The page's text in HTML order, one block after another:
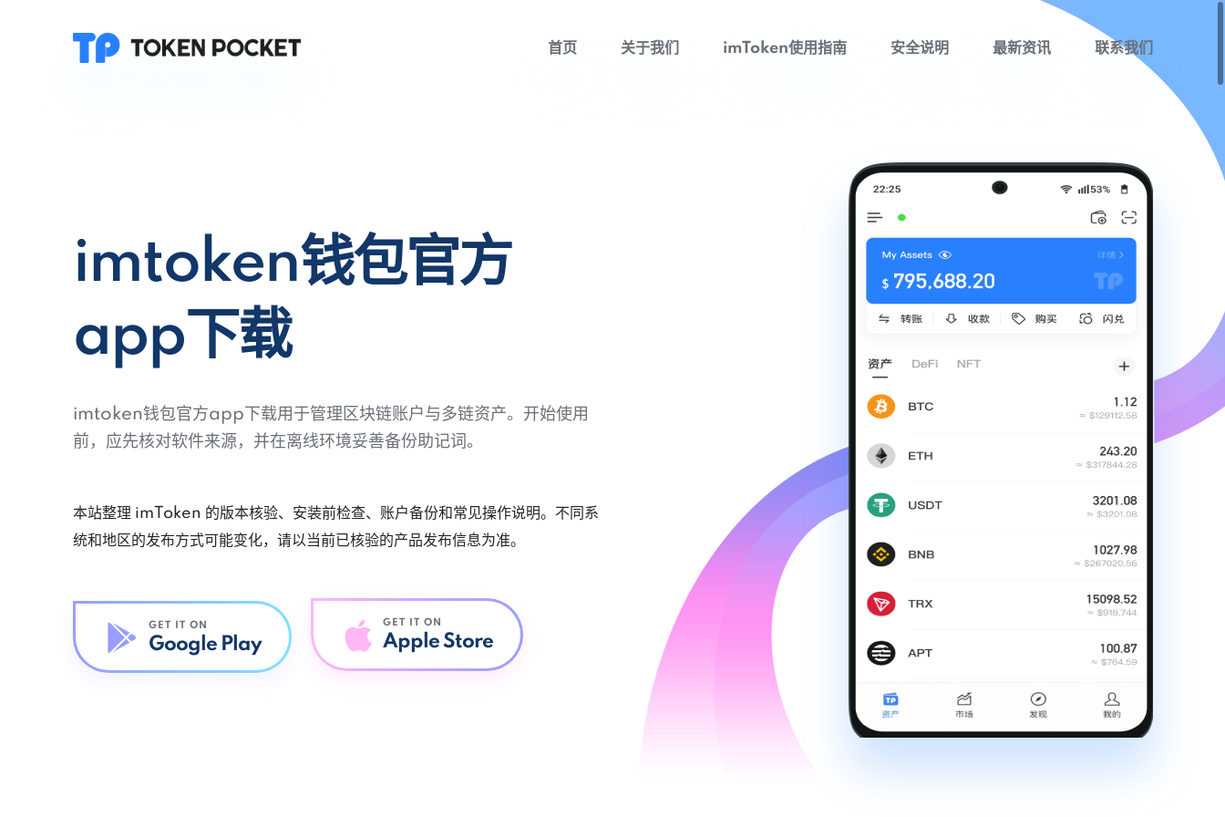
首页 关于我们 imToken使用指南 安全说明 最新资讯 联系我们
imtoken钱包官方
app下载
imtoken钱包官方app下载用于管理区块链账户与多链资产。开始使用
前，应先核对软件来源，并在离线环境妥善备份助记词。
本站整理 imToken 的版本核验、安装前检查、账户备份和常见操作说明。不同系
统和地区的发布方式可能变化，请以当前已核验的产品发布信息为准。
GET IT ON
Google Play
GET IT ON
Apple Store